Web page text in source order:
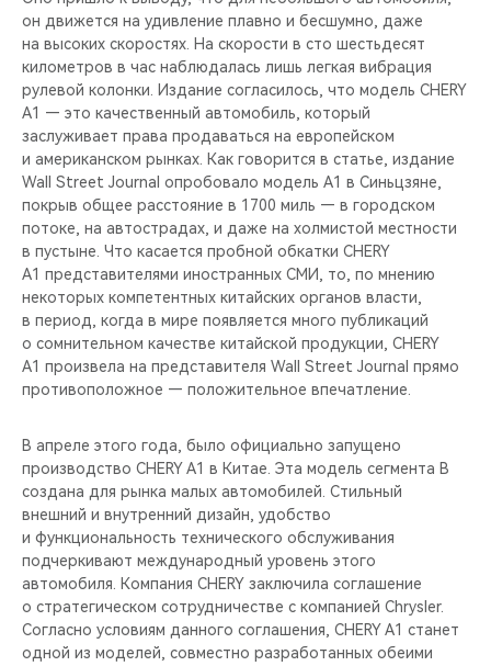
НОВИНКИ
CHERY CONNECT
ЛЮДИ CHERY
БЛАГОТВОРИТЕЛЬНОСТЬ
CHERY REMOTE
CHERY И СПОРТ
НАШИ МЕРОПРИЯТИЯ
ВИДЕООБЗОРЫ
CHERY ДЛЯ ДЕТЕЙ
он движется на удивление плавно и бесшумно, даже
на высоких скоростях. На скорости в сто шестьдесят
километров в час наблюдалась лишь легкая вибрация
рулевой колонки. Издание согласилось, что модель CHERY
A1 — это качественный автомобиль, который
заслуживает права продаваться на европейском
и американском рынках. Как говорится в статье, издание
Wall Street Journal опробовало модель A1 в Синьцзяне,
покрыв общее расстояние в 1700 миль — в городском
потоке, на автострадах, и даже на холмистой местности
в пустыне. Что касается пробной обкатки CHERY
A1 представителями иностранных СМИ, то, по мнению
некоторых компетентных китайских органов власти,
в период, когда в мире появляется много публикаций
о сомнительном качестве китайской продукции, CHERY
A1 произвела на представителя Wall Street Journal прямо
противоположное — положительное впечатление.
В апреле этого года, было официально запущено
производство CHERY A1 в Китае. Эта модель сегмента B
создана для рынка малых автомобилей. Стильный
внешний и внутренний дизайн, удобство
и функциональность технического обслуживания
подчеркивают международный уровень этого
автомобиля. Компания CHERY заключила соглашение
о стратегическом сотрудничестве с компанией Chrysler.
Согласно условиям данного соглашения, CHERY A1 станет
одной из моделей, совместно разработанных обеими